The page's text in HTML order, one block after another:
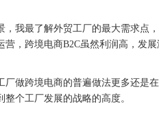
最了解外贸工厂的最大需求点，
，跨境电商B2C虽然利润高，发
跨境电商的普遍做法更多还是在
个工厂发展的战略的高度。